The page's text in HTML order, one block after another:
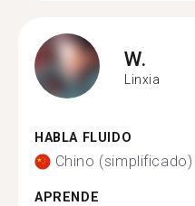
W.
Linxia
HABLA FLUIDO
Chino (simplificado)
APRENDE